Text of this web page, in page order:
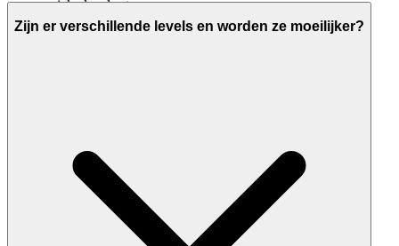
unieke level setup.
Zijn er verschillende levels en worden ze moeilijker?